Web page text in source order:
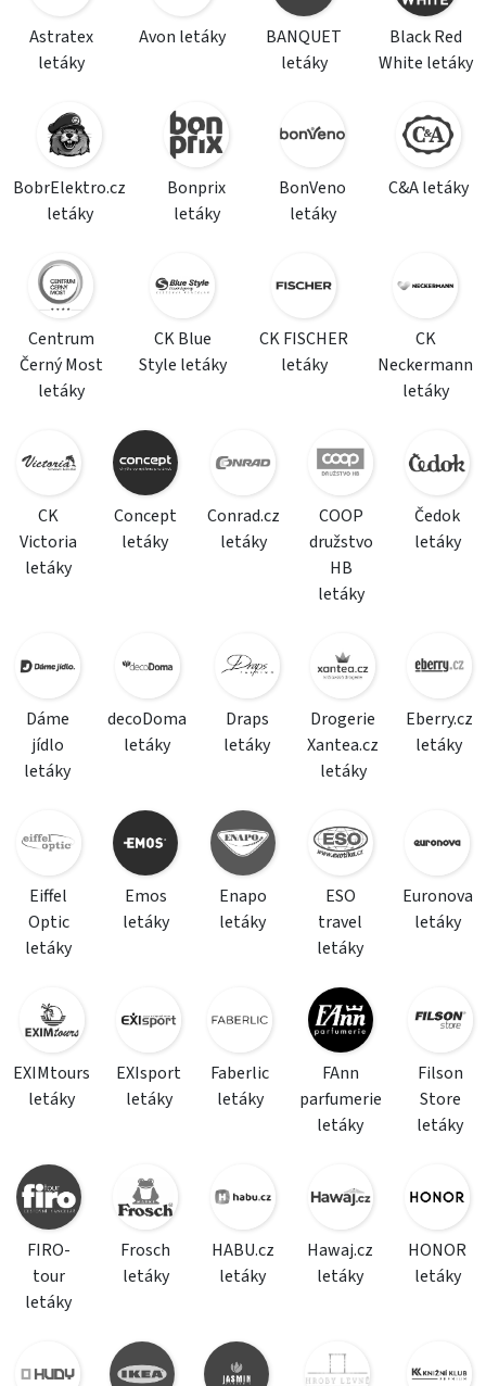
Astratex
letáky
Avon letáky
BANQUET
letáky
Black Red
White letáky
BobrElektro.cz
letáky
Bonprix
letáky
BonVeno
letáky
C&A letáky
Centrum
Černý Most
letáky
CK Blue
Style letáky
CK FISCHER
letáky
CK
Neckermann
letáky
CK
Victoria
letáky
Concept
letáky
Conrad.cz
letáky
COOP
družstvo
HB
letáky
Čedok
letáky
Dáme
jídlo
letáky
decoDoma
letáky
Draps
letáky
Drogerie
Xantea.cz
letáky
Eberry.cz
letáky
Eiffel
Optic
letáky
Emos
letáky
Enapo
letáky
ESO
travel
letáky
Euronova
letáky
EXIMtours
letáky
EXIsport
letáky
Faberlic
letáky
FAnn
parfumerie
letáky
Filson
Store
letáky
FIRO-
tour
letáky
Frosch
letáky
HABU.cz
letáky
Hawaj.cz
letáky
HONOR
letáky